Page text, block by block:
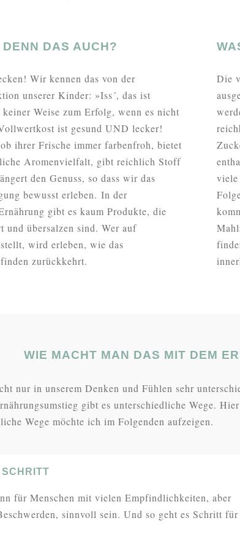
DAS AUCH?
Wir kennen das von der
unserer Kinder: »Iss´, das ist
Weise zum Erfolg, wenn es nicht
ist gesund UND lecker!
ihrer Frische immer farbenfroh, bietet
Aromenvielfalt, gibt reichlich Stoff
den Genuss, so dass wir das
bewusst erleben. In der
gibt es kaum Produkte, die
und übersalzen sind. Wer auf
wird erleben, wie das
zurückkehrt.
Die
viele
WIE MACHT MAN DAS MIT DEM
nur in unserem Denken und Fühlen sehr
gibt es unterschiedliche Wege.
Wege möchte ich im Folgenden aufzeigen.
für Menschen mit vielen Empfindlichkeiten, aber
sinnvoll sein. Und so geht es Schritt für